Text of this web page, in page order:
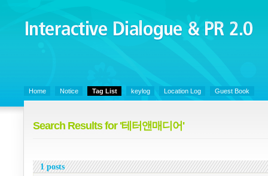
Interactive Dialogue &
PR 2.0
Home Notice Tag List keylog Location Log Guest Book
Search Results for '테터앤매디어'
1 posts